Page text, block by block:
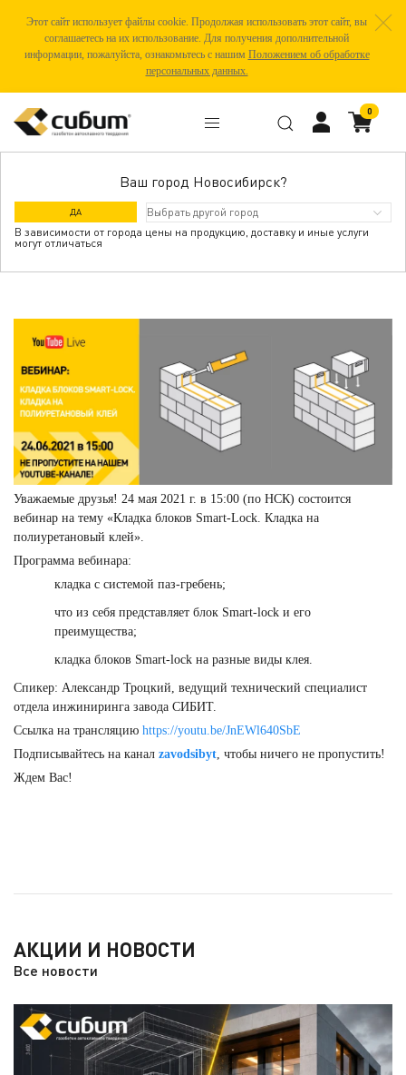
Этот сайт использует файлы cookie. Продолжая использовать этот сайт, вы
соглашаетесь на их использование. Для получения дополнительной
информации, пожалуйста, ознакомьтесь с нашим Положением об обработке
персональных данных.
Ваш город Новосибирск?
ДА
В зависимости от города цены на продукцию, доставку и иные услуги
могут отличаться
0
ВЕБИНАР: КЛАДКА БЛОКОВ SMART-
LOCK. КЛАДКА НА ПОЛИУРЕТАНОВЫЙ
Уважаемые друзья! 24 мая 2021 г. в 15:00 (по НСК) состоится
вебинар на тему «Кладка блоков Smart-Lock. Кладка на
полиуретановый клей».
Программа вебинара:
кладка с системой паз-гребень;
что из себя представляет блок Smart-lock и его
преимущества;
кладка блоков Smart-lock на разные виды клея.
Спикер: Александр Троцкий, ведущий технический специалист
отдела инжиниринга завода СИБИТ.
Ссылка на трансляцию https://youtu.be/JnEWl640SbE
Подписывайтесь на канал zavodsibyt , чтобы ничего не пропустить!
Ждем Вас!
АКЦИИ И НОВОСТИ
Все новости